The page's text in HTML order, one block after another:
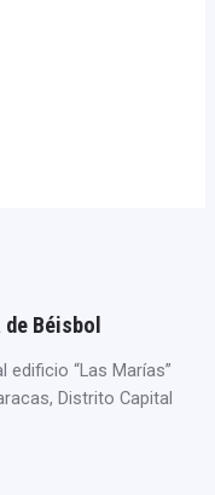
Béisbol
edificio “Las Marías”
Distrito Capital